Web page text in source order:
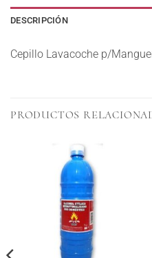
DESCRIPCIÓN
Cepillo Lavacoche p/
PRODUCTOS